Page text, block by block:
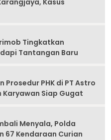
Tingkatkan
Tantangan Baru
PHK di PT Astro
Siap Gugat
Menyala, Polda
67 Kendaraan Curian